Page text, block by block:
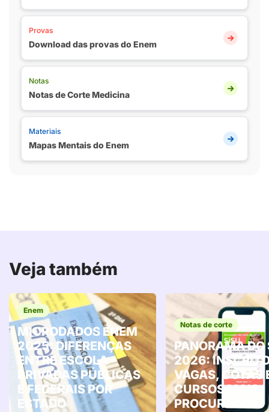
Provas
Download das provas do Enem
Notas
Notas de Corte Medicina
Materiais
Mapas Mentais do Enem
Veja também
Enem
MICRODADOS ENEM
2025: DIFERENÇAS
ENTRE ESCOLA
PRIVADAS PÚBLICAS
E FEDERAIS POR
ESTADO
Notas de corte
PANORAMA DO
2026:
VAGAS, COTAS
CURSOS MAIS
PROCURADOS